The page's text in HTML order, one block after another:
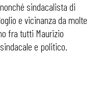
sindacalista di
e vicinanza da molte
fra tutti Maurizio
e politico.